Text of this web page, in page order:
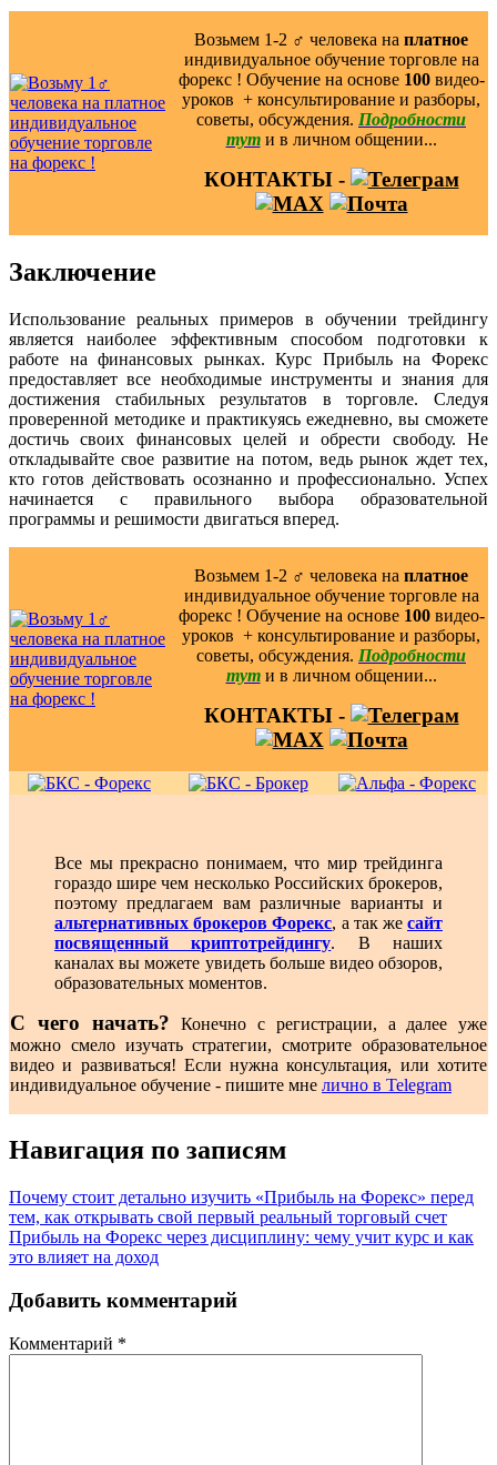
Возьмем 1-2 ‍♂️ человека на платное
индивидуальное обучение торговле на
форекс ! Обучение на основе 100видео-
уроков ️ + консультирование и разборы,
советы, обсуждения. Подробности
тут и в личном общении...
КОНТАКТЫ -
Заключение
Использование реальных примеров в обучении трейдингу
является наиболее эффективным способом подготовки к
работе на финансовых рынках. Курс Прибыль на Форекс
предоставляет все необходимые инструменты и знания для
достижения стабильных результатов в торговле. Следуя
проверенной методике и практикуясь ежедневно, вы сможете
достичь своих финансовых целей и обрести свободу. Не
откладывайте свое развитие на потом, ведь рынок ждет тех,
кто готов действовать осознанно и профессионально. Успех
начинается с правильного выбора образовательной
программы и решимости двигаться вперед.
Возьмем 1-2 ‍♂️ человека на платное
индивидуальное обучение торговле на
форекс ! Обучение на основе 100видео-
уроков ️ + консультирование и разборы,
советы, обсуждения. Подробности
тут и в личном общении...
КОНТАКТЫ -
Все мы прекрасно понимаем, что мир трейдинга
гораздо шире чем несколько Российских брокеров,
поэтому предлагаем вам различные варианты и
альтернативных брокеров Форекс, а так жесайт
посвященный криптотрейдингу. В наших
каналах вы можете увидеть больше видео обзоров,
образовательных моментов.
С чего начать?Конечно с регистрации, а далее уже
можно смело изучать стратегии, смотрите образовательное
видео и развиваться! Если нужна консультация, или хотите
индивидуальное обучение - пишите мне лично в Telegram
Навигация по записям
Почему стоит детально изучить «Прибыль на Форекс» перед
тем, как открывать свой первый реальный торговый счет
Прибыль на Форекс через дисциплину: чему учит курс и как
это влияет на доход
Добавить комментарий
Комментарий *